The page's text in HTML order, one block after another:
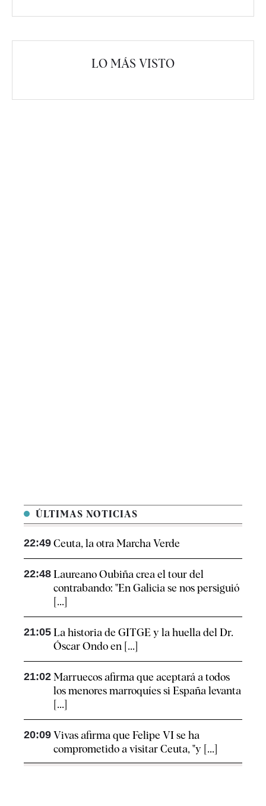
LO MÁS VISTO
ÚLTIMAS NOTICIAS
22:49 Ceuta, la otra Marcha Verde
22:48 Laureano Oubiña crea el tour del
contrabando: "En Galicia se nos persiguió
[...]
21:05 La historia de GITGE y la huella del Dr.
Óscar Ondo en [...]
21:02 Marruecos afirma que aceptará a todos
los menores marroquíes si España levanta
[...]
20:09 Vivas afirma que Felipe VI se ha
comprometido a visitar Ceuta, "y [...]